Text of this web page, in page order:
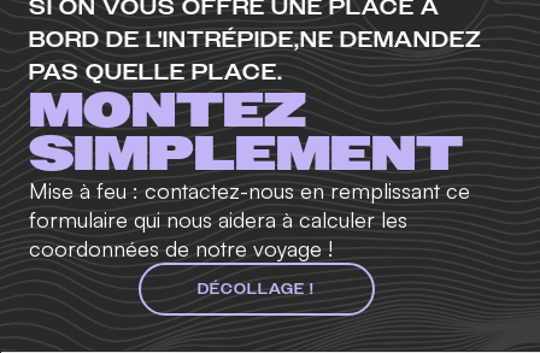
SI ON VOUS OFFRE UNE PLACE À
BORD DE L'INTRÉPIDE,NE DEMANDEZ
PAS QUELLE PLACE.
MONTEZ
SIMPLEMENT
Mise à feu : contactez-nous en remplissant ce
formulaire qui nous aidera à calculer les
coordonnées de notre voyage !
DÉCOLLAGE !